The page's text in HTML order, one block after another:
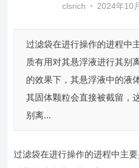
clsrich • 2024年10
过滤袋在进行操作的进程中
质有用对其悬浮液进行其别
的效果下，其悬浮液中的液
其固体颗粒会直接被截留，
别离...
过滤袋在进行操作的进程中主